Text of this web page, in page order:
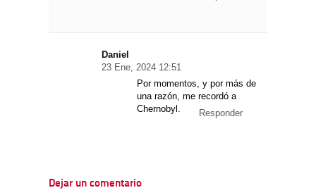
Daniel
23 Ene, 2024 12:51
Por momentos, y por más de
una razón, me recordó a
Chernobyl.
Responder
Dejar un comentario